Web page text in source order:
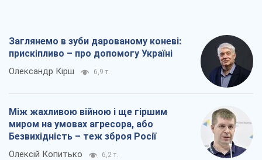
Заглянемо в зуби дарованому коневі:
прискіпливо – про допомогу Україні
Олександр Кірш 6,9 т.
Між жахливою війною і ще гіршим
миром на умовах агресора, або
Безвихідність – теж зброя Росії
Олексій Копитько 6,2 т.